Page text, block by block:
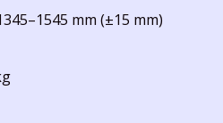
mm (±15 mm)